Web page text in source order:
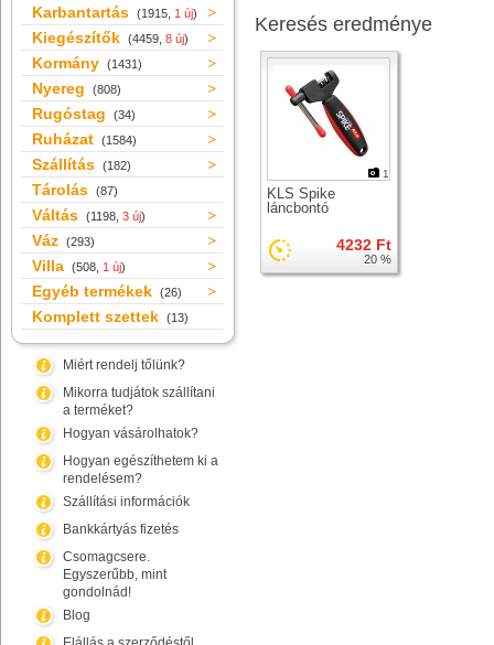
Karbantartás (1915, 1 új)
Kiegészítők (4459, 8 új)
Kormány (1431)
Nyereg (808)
Rugóstag (34)
Ruházat (1584)
Szállítás (182)
Tárolás (87)
Váltás (1198, 3 új)
Váz (293)
Villa (508, 1 új)
Egyéb termékek (26)
Komplett szettek (13)
Miért rendelj tőlünk?
Mikorra tudjátok szállítani
a terméket?
Hogyan vásárolhatok?
Hogyan egészíthetem ki a
rendelésem?
Szállítási információk
Bankkártyás fizetés
Csomagcsere.
Egyszerűbb, mint
gondolnád!
Blog
Keresés eredménye
1
KLS Spike
láncbontó
4232 Ft
20 %